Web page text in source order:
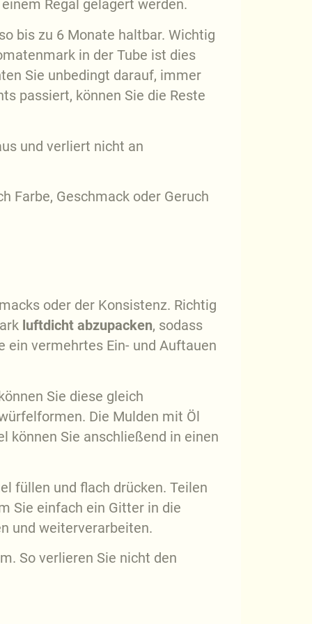
Regal gelagert werden.
bis zu 6 Monate haltbar. Wichtig
in der Tube ist dies
Sie unbedingt darauf, immer
passiert, können Sie die Reste
und verliert nicht an
Farbe, Geschmack oder Geruch
oder der Konsistenz. Richtig
luftdicht abzupacken, sodass
ein vermehrtes Ein- und Auftauen
Sie diese gleich
Die Mulden mit Öl
können Sie anschließend in einen
füllen und flach drücken. Teilen
Sie einfach ein Gitter in die
und weiterverarbeiten.
So verlieren Sie nicht den